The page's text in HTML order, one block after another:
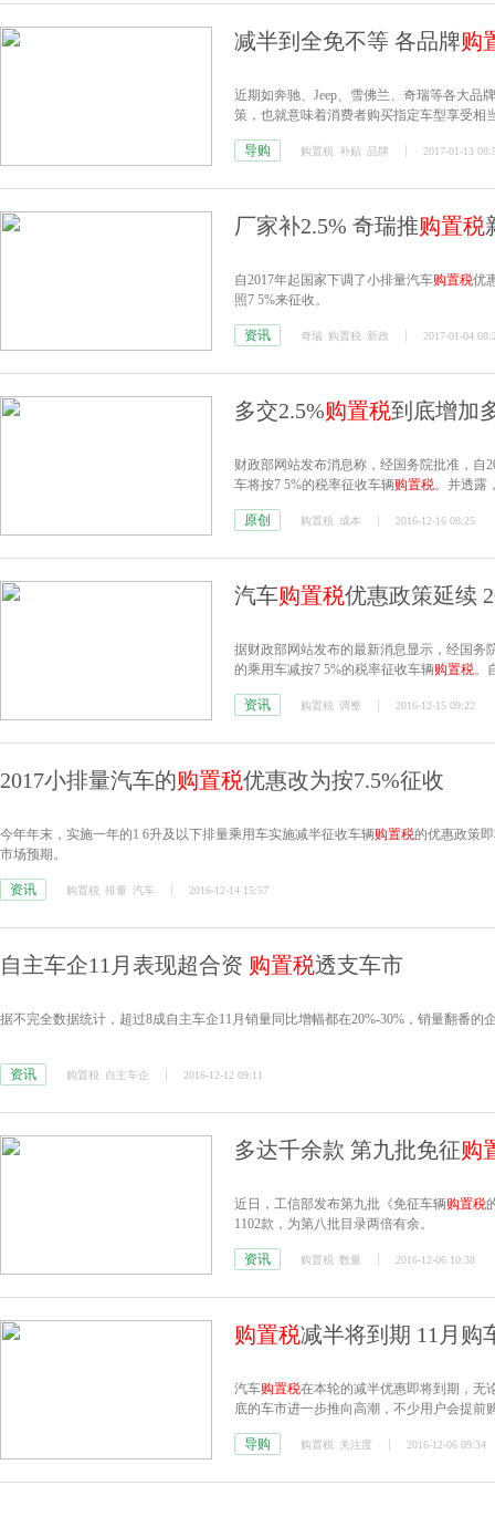
减半到全免不等 各品牌购
近期如奔驰、Jeep、雪佛兰、奇瑞等各大品
策，也就意味着消费者购买指定车型享受相
导购
购置税 补贴 品牌 2017-01-13
厂家补2.5% 奇瑞推购置税
自2017年起国家下调了小排量汽车购置税优
照7 5%来征收。
资讯 奇瑞 购置税 新政 2017-01-04
多交2.5%购置税到底增加
财政部网站发布消息称，经国务院批准，自
车将按7 5%的税率征收车辆购置税。并透露
原创 购置税 成本 2016-12-16 08:25
汽车购置税优惠政策延续
据财政部网站发布的最新消息显示，经国务
的乘用车减按7 5%的税率征收车辆购置税。
资讯 购置税 调整 2016-12-15 09:22
2017小排量汽车的购置税优惠改为按7.5%征收
今年年末，实施一年的1 6升及以下排量乘用车实施减半征收车辆购置税的优惠政策
市场预期。
资讯 购置税 排量 汽车 2016-12-14 15:57
自主车企11月表现超合资 购置税透支车市
据不完全数据统计，超过8成自主车企11月销量同比增幅都在20%-30%，销量翻番的
资讯 购置税 自主车企 2016-12-12 09:11
多达千余款 第九批免征购
近日，工信部发布第九批《免征车辆购置税
1102款，为第八批目录两倍有余。
资讯 购置税 数量 2016-12-06 10:38
购置税减半将到期 11月购
汽车购置税在本轮的减半优惠即将到期，无
底的车市进一步推向高潮，不少用户会提前
导购 购置税 关注度 2016-12-06 09:34